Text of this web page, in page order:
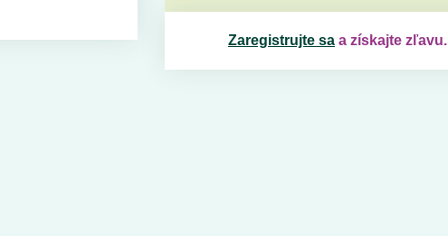
Zaregistrujte sa a získajte zľavu.